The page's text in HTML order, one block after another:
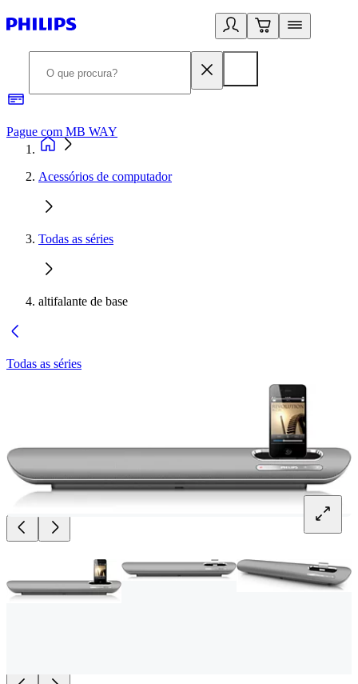
Pague com MB WAY
Acessórios de computador
Todas as séries
altifalante de base
Todas as séries